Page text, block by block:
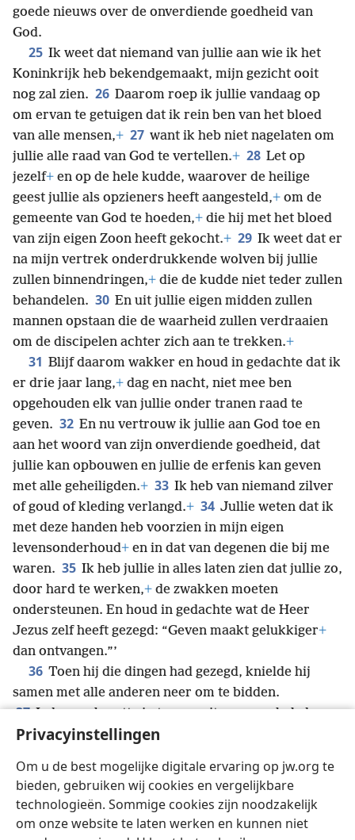
Privacyinstellingen
Om u de best mogelijke digitale ervaring op jw.org te
bieden, gebruiken wij cookies en vergelijkbare
technologieën. Sommige cookies zijn noodzakelijk
om onze website te laten werken en kunnen niet
goede nieuws over de onverdiende goedheid van
God.
25 Ik weet dat niemand van jullie aan wie ik het
Koninkrijk heb bekendgemaakt, mijn gezicht ooit
nog zal zien. 26 Daarom roep ik jullie vandaag op
om ervan te getuigen dat ik rein ben van het bloed
van alle mensen,+ 27 want ik heb niet nagelaten om
jullie alle raad van God te vertellen.+ 28 Let op
jezelf+ en op de hele kudde, waarover de heilige
geest jullie als opzieners heeft aangesteld,+ om de
gemeente van God te hoeden,+ die hij met het bloed
van zijn eigen Zoon heeft gekocht.+ 29 Ik weet dat er
na mijn vertrek onderdrukkende wolven bij jullie
zullen binnendringen,+ die de kudde niet teder zullen
behandelen. 30 En uit jullie eigen midden zullen
mannen opstaan die de waarheid zullen verdraaien
om de discipelen achter zich aan te trekken.+
31 Blijf daarom wakker en houd in gedachte dat ik
er drie jaar lang,+ dag en nacht, niet mee ben
opgehouden elk van jullie onder tranen raad te
geven. 32 En nu vertrouw ik jullie aan God toe en
aan het woord van zijn onverdiende goedheid, dat
jullie kan opbouwen en jullie de erfenis kan geven
met alle geheiligden.+ 33 Ik heb van niemand zilver
of goud of kleding verlangd.+ 34 Jullie weten dat ik
met deze handen heb voorzien in mijn eigen
levensonderhoud+ en in dat van degenen die bij me
waren. 35 Ik heb jullie in alles laten zien dat jullie zo,
door hard te werken,+ de zwakken moeten
ondersteunen. En houd in gedachte wat de Heer
Jezus zelf heeft gezegd: “Geven maakt gelukkiger+
dan ontvangen.”’
36 Toen hij die dingen had gezegd, knielde hij
samen met alle anderen neer om te bidden.
37 Iedereen barstte in tranen uit en ze omhelsden
Paulus en kusten hem teder,
niet meer zouden zien.+ Daarna brachten ze hem
naar het schip.